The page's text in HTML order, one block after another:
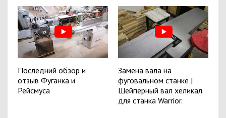
Последний обзор и
отзыв Фуганка и
Рейсмуса
Замена вала на
фуговальном станке |
Шейперный вал хеликал
для станка Warrior.